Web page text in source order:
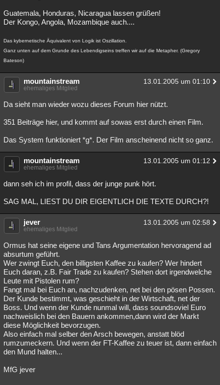
Guatemala, Honduras, Nicaragua lassen grüßen!
Der Kongo, Angola, Mozambique auch....
Das kybernetische Äquivalent von Logik ist Oszillation.
Ganz unten auf dem Grunde des Lebendigseins treffen wir auf die Metapher. (Gregory
Bateson)
mountainstream 13.01.2005 um 01:10
ehemaliges Mitglied
Da sieht man wieder wozu dieses Forum hier nützt.
351 Beiträge hier, und kommt auf sowas erst durch einen Film.
Das System funktioniert *g*. Der Film anscheinend nicht so ganz.
mountainstream 13.01.2005 um 01:12
ehemaliges Mitglied
dann seh ich im profil, dass der junge punk hört.
SAG MAL, LIEST DU DIR EIGENTLICH DIE TEXTE DURCH?!
jever 13.01.2005 um 02:58
ehemaliges Mitglied
Ormus hat seine eigene und Tans Argumentation hervoragend ad
absurtum geführt.
Wer zwingt Euch, den billigsten Kaffee zu kaufen? Wer hindert
Euch daran, z.B. Fair Trade zu kaufen? Stehen dort irgendwelche
Leute mit Pistolen rum?
Fangt mal bei Euch an, nachzudenken, net bei den pösen Possen.
Der Kunde bestimmt, was geschieht in der Wirtschaft, net der
Boss. Und wenn der Kunde nunmal will, dass soundsoviel Euro
nachweislich bei den Bauern ankommen,dann wird der Markt
diese Möglichkeit bevorzugen.
Also einfach mal selber den Arsch bewegen, anstatt blöd
rumzumeckern. Und wenn der FT-Kaffee zu teuer ist, dann einfach
den Mund halten...
MfG jever